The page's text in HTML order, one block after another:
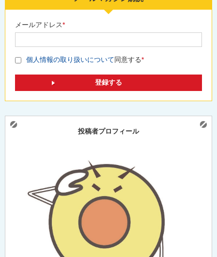
メールアドレス*
個人情報の取り扱いについて同意する*
投稿者プロフィール